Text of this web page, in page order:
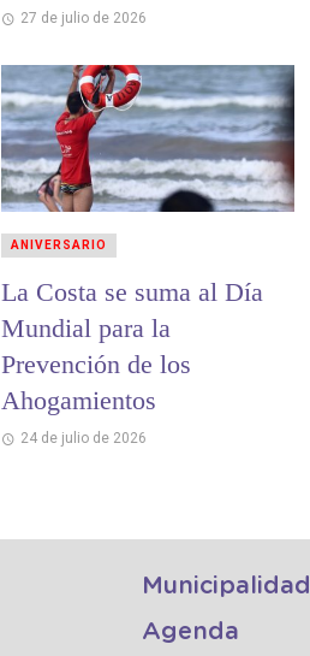
Bernardo
27 de julio de 2026
La Costa se suma al Día
Mundial para la
Prevención de los
Ahogamientos
24 de julio de 2026
ANIVERSARIO
Municipalidad
Agenda